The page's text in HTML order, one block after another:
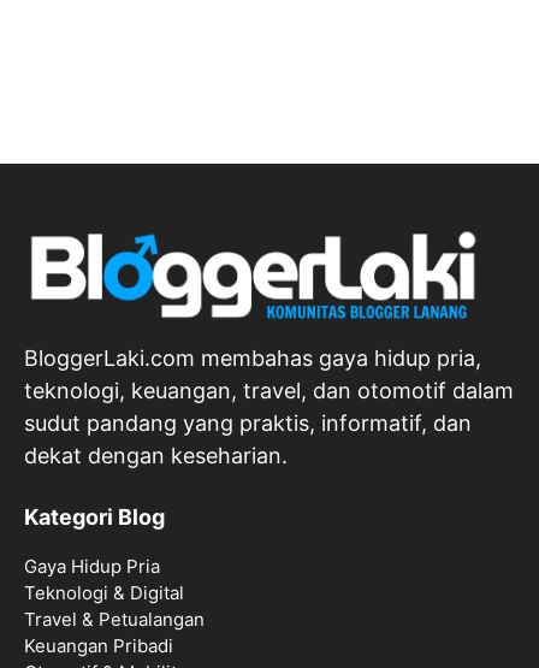
BloggerLaki.com membahas gaya hidup pria,
teknologi, keuangan, travel, dan otomotif dalam
sudut pandang yang praktis, informatif, dan
dekat dengan keseharian.
Kategori Blog
Gaya Hidup Pria
Teknologi & Digital
Travel & Petualangan
Keuangan Pribadi